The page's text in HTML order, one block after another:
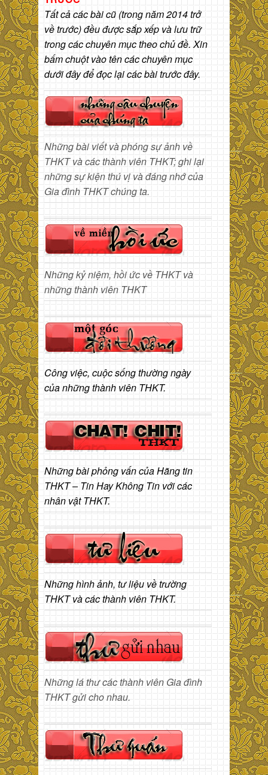
Tất cả các bài cũ (trong năm 2014 trở
về trước) đều được sắp xếp và lưu trữ
trong các chuyên mục theo chủ đề. Xin
bấm chuột vào tên các chuyên mục
dưới đây để đọc lại các bài trước đây.
Những bài viết và phóng sự ảnh về
THKT và các thành viên THKT; ghi lại
những sự kiện thú vị và đáng nhớ của
Gia đình THKT chúng ta.
Những kỷ niệm, hồi ức về THKT và
những thành viên THKT
Công việc, cuộc sống thường ngày
của những thành viên THKT.
Những bài phỏng vấn của Hãng tin
THKT – Tin Hay Không Tin với các
nhân vật THKT.
Những hình ảnh, tư liệu về trường
THKT và các thành viên THKT.
Những lá thư các thành viên Gia đình
THKT gửi cho nhau.